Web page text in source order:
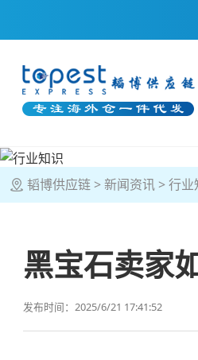
韬博供应链 新闻资讯 行业
黑宝石卖家
发布时间：2025/6/21 17:41:52